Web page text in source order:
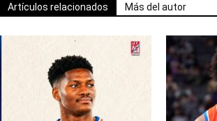
Artículos relacionados Más del autor